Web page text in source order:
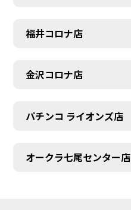
福井コロナ店
金沢コロナ店
パチンコ ライオンズ店
オークラ七尾センター店